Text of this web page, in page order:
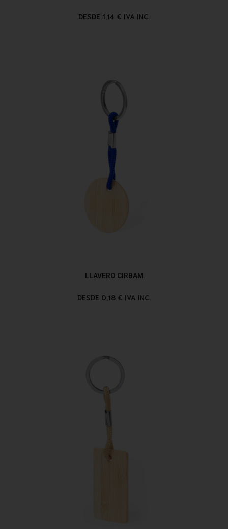
DESDE 1,14 € IVA INC.
LLAVERO CIRBAM
DESDE 0,18 € IVA INC.